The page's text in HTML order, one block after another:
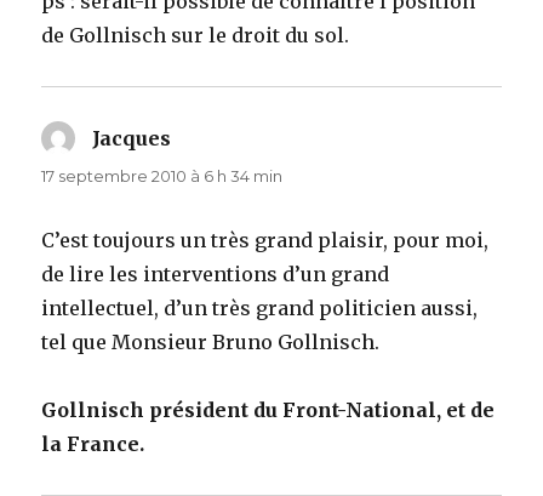
de Gollnisch sur le droit du sol.
Jacques
17 septembre 2010 à 6 h 34 min
C’est toujours un très grand plaisir, pour moi,
de lire les interventions d’un grand
intellectuel, d’un très grand politicien aussi,
tel que Monsieur Bruno Gollnisch.
Gollnisch président du Front-National, et de
la France.